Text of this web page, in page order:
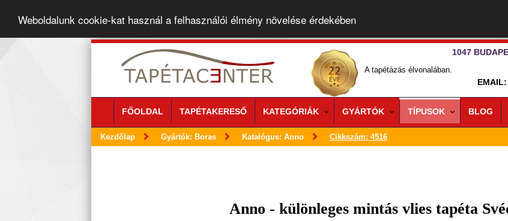
Weboldalunk cookie-kat használ a felhasználói élmény növelése érdekében
A tapétázás élvonalában.
1047
EMAIL:
FŐOLDAL TAPÉTAKERESŐ KATEGÓRIÁK GYÁRTÓK TÍPUSOK BLOG
Kezdőlap Gyártók: Boras Katalógus: Anno Cikkszám: 4516
Anno - különleges mintás vlies tapéta